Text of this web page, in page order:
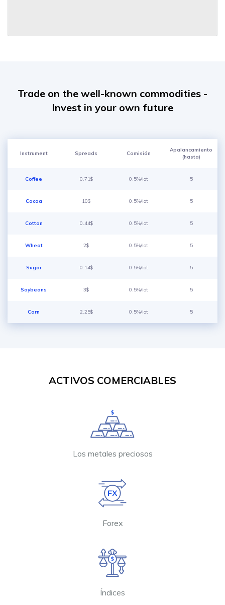
Trade on the well-known commodities -
Invest in your own future
Instrument Spreads Comisión
Apalancamiento
(hasta)
Coffee 0.71$ 0.5%/lot 5
Cocoa 10$ 0.5%/lot 5
Cotton 0.44$ 0.5%/lot 5
Wheat 2$ 0.5%/lot 5
Sugar 0.14$ 0.5%/lot 5
Soybeans 3$ 0.5%/lot 5
Corn 2.25$ 0.5%/lot 5
ACTIVOS COMERCIABLES
Los metales preciosos
Forex
Índices